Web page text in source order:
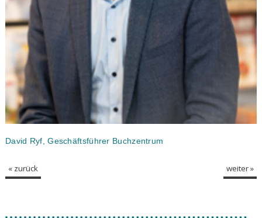
David Ryf, Geschäftsführer Buchzentrum
« zurück weiter »